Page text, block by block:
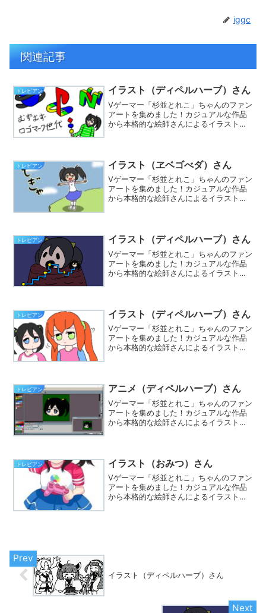
iggc
関連記事
トレビアン イラスト（ディペルハーブ）さん
Vゲーマー「杉並とれこ」ちゃんのファン
アートを集めました！カジュアルな作品
から本格的な絵師さんによるイラストま
トレビアン イラスト（ヱベゴべダ）さん
Vゲーマー「杉並とれこ」ちゃんのファン
アートを集めました！カジュアルな作品
から本格的な絵師さんによるイラストま
トレビアン イラスト（ディペルハーブ）さん
Vゲーマー「杉並とれこ」ちゃんのファン
アートを集めました！カジュアルな作品
から本格的な絵師さんによるイラストま
トレビアン イラスト（ディペルハーブ）さん
Vゲーマー「杉並とれこ」ちゃんのファン
アートを集めました！カジュアルな作品
から本格的な絵師さんによるイラストま
トレビアン アニメ（ディペルハーブ）さん
Vゲーマー「杉並とれこ」ちゃんのファン
アートを集めました！カジュアルな作品
から本格的な絵師さんによるイラストま
トレビアン イラスト（おみつ）さん
Vゲーマー「杉並とれこ」ちゃんのファン
アートを集めました！カジュアルな作品
から本格的な絵師さんによるイラストま
イラスト（ディペルハーブ）さん